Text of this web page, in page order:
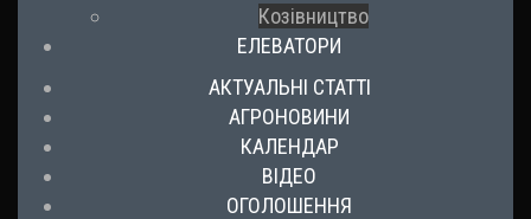
Козівництво
ЕЛЕВАТОРИ
АКТУАЛЬНІ СТАТТІ
АГРОНОВИНИ
КАЛЕНДАР
ВІДЕО
ОГОЛОШЕННЯ